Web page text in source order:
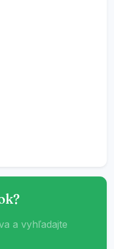
a vyhľadajte